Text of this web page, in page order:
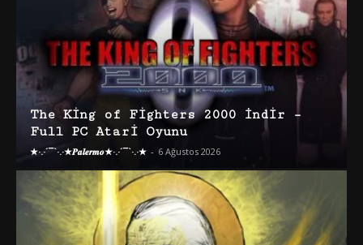
The King of Fighters 2000 İndir –
Full PC Atari Oyunu
★·.·´¯`·.·★𝑷𝒂𝒍𝒆𝒓𝒎𝒐★·.·´¯`·.·★ - 6 Ağustos 2026